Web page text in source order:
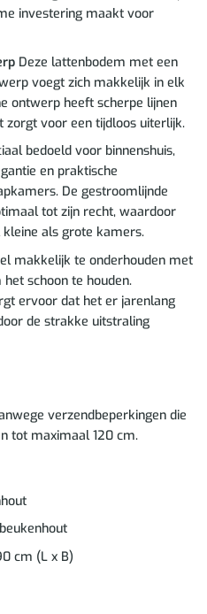
investering maakt voor
Deze lattenbodem met een
voegt zich makkelijk in elk
ontwerp heeft scherpe lijnen
zorgt voor een tijdloos uiterlijk.
bedoeld voor binnenshuis,
en praktische
De gestroomlijnde
tot zijn recht, waardoor
als grote kamers.
makkelijk te onderhouden met
schoon te houden.
ervoor dat het er jarenlang
de strakke uitstraling
verzendbeperkingen die
tot maximaal 120 cm.
cm (L x B)